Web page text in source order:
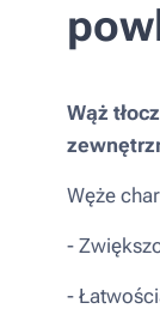
Wąż
Węże
-
-